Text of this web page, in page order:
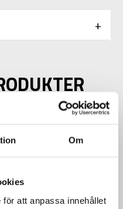
Om
att anpassa innehållet